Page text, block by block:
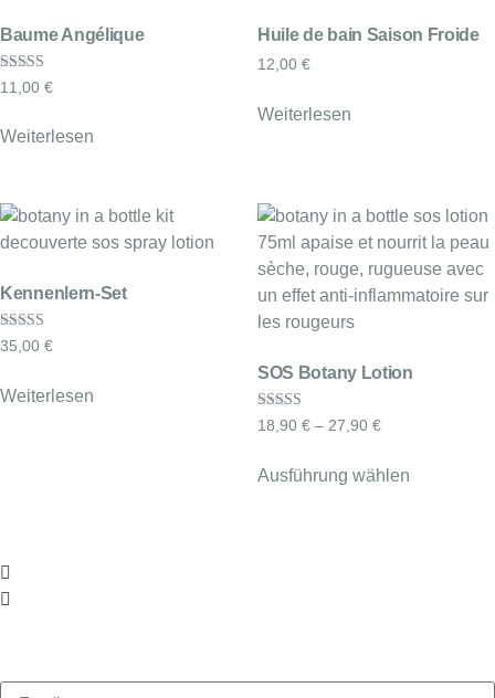
Baume Angélique
Bewertet mit
5.00
11,00 €
Weiterlesen
Huile de bain Saison Froide
12,00 €
Weiterlesen
Kennenlern-Set
Bewertet mit
5.00
35,00 €
Weiterlesen
SOS Botany Lotion
Bewertet mit
5.00
18,90 € – 27,90 €
Ausführung wählen